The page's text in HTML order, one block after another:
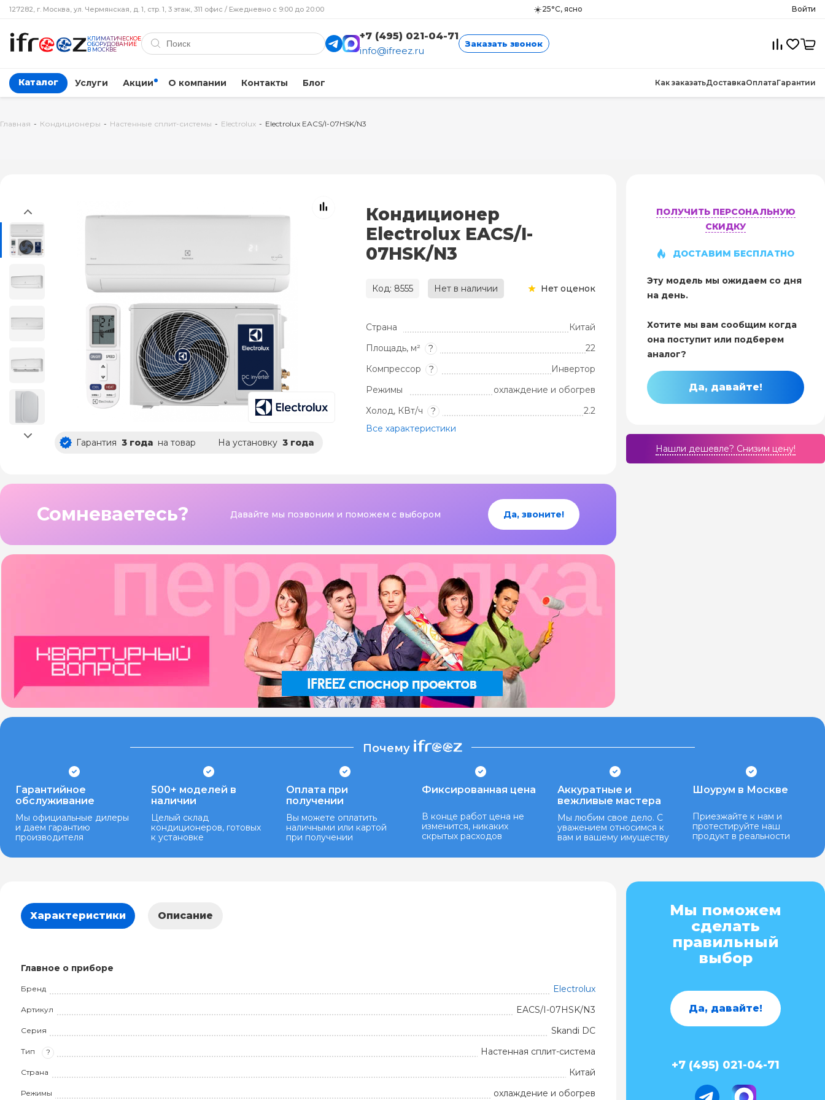
127282, г. Москва, ул. Чермянская, д. 1, стр. 1, 3 этаж, 311 офис / Ежедневно с 9:00 до 20:00 ☀️25°C, ясно Войти
КЛИМАТИЧЕСКОЕ
ОБОРУДОВАНИЕ
В МОСКВЕ
+7 (495) 021-04-71
info@ifreez.ru
Заказать звонок
Каталог Услуги Акции О компании Контакты Блог Как заказатьДоставкаОплатаГарантии
Главная - Кондиционеры - Настенные сплит-системы - Electrolux - Electrolux EACS/I-07HSK/N3
Гарантия 3 года на товар На установку 3 года
Кондиционер
Electrolux EACS/I-
07HSK/N3
Код: 8555 Нет в наличии Нет оценок
Страна
Китай
Площадь, м²
?
22
Компрессор
?
Инвертор
Режимы
охлаждение и обогрев
Холод, КВт/ч
?
2.2
Все характеристики
Сомневаетесь? Давайте мы позвоним и поможем с выбором Да, звоните!
ПОЛУЧИТЬ ПЕРСОНАЛЬНУЮ
СКИДКУ
ДОСТАВИМ БЕСПЛАТНО
Эту модель мы ожидаем со дня
на день.
Хотите мы вам сообщим когда
она поступит или подберем
аналог?
Да, давайте!
Нашли дешевле? Cнизим цену!
Почему
Гарантийное
обслуживание
Мы официальные дилеры
и даем гарантию
производителя
500+ моделей в
наличии
Целый склад
кондиционеров, готовых
к установке
Оплата при
получении
Вы можете оплатить
наличными или картой
при получении
Фиксированная цена
В конце работ цена не
изменится, никаких
скрытых расходов
Аккуратные и
вежливые мастера
Мы любим свое дело. С
уважением относимся к
вам и вашему имуществу
Шоурум в Москве
Приезжайте к нам и
протестируйте наш
продукт в реальности
Характеристики Описание
Главное о приборе
Бренд Electrolux
Артикул EACS/I-07HSK/N3
Серия Skandi DC
Тип ? Настенная сплит-система
Страна Китай
Режимы охлаждение и обогрев
Мы поможем
сделать
правильный
выбор
Да, давайте!
+7 (495) 021-04-71